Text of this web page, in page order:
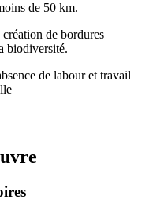
de 50 km.
création de bordures
biodiversité.
de labour et travail